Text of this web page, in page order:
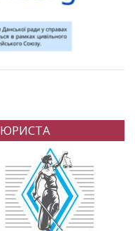
ЮРИСТА